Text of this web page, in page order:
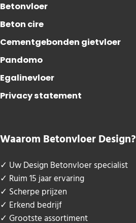
Betonvloer
Beton cire
Cementgebonden gietvloer
Pandomo
Egalinevloer
Privacy statement
Waarom Betonvloer Design?
✓ Uw Design Betonvloer specialist
✓ Ruim 15 jaar ervaring
✓ Scherpe prijzen
✓ Erkend bedrijf
✓ Grootste assortiment